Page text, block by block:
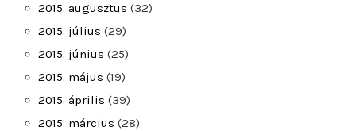
2015. augusztus (32)
2015. július (29)
2015. június (25)
2015. május (19)
2015. április (39)
2015. március (28)